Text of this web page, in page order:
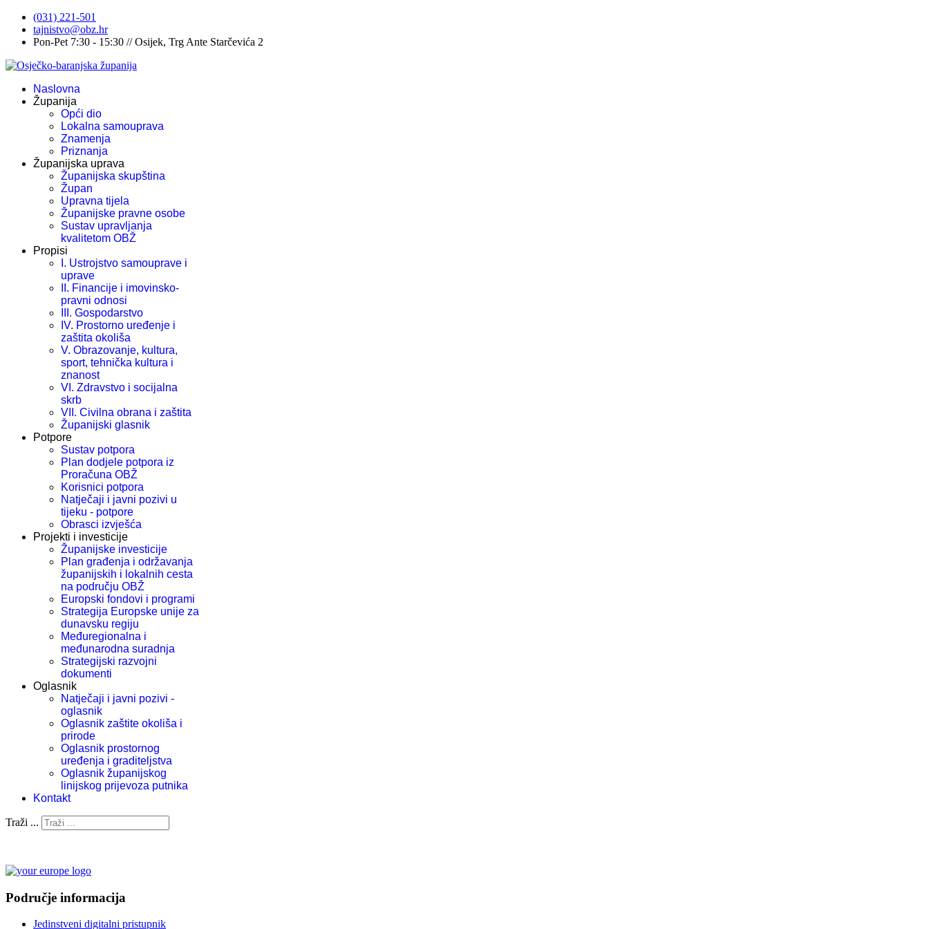
(031) 221-501
tajnistvo@obz.hr
Pon-Pet 7:30 - 15:30 // Osijek, Trg Ante Starčevića 2
Naslovna
Županija
Opći dio
Lokalna samouprava
Znamenja
Priznanja
Županijska uprava
Županijska skupština
Župan
Upravna tijela
Županijske pravne osobe
Sustav upravljanja
kvalitetom OBŽ
Propisi
I. Ustrojstvo samouprave i
uprave
II. Financije i imovinsko-
pravni odnosi
III. Gospodarstvo
IV. Prostorno uređenje i
zaštita okoliša
V. Obrazovanje, kultura,
sport, tehnička kultura i
znanost
VI. Zdravstvo i socijalna
skrb
VII. Civilna obrana i zaštita
Županijski glasnik
Potpore
Sustav potpora
Plan dodjele potpora iz
Proračuna OBŽ
Korisnici potpora
Natječaji i javni pozivi u
tijeku - potpore
Obrasci izvješća
Projekti i investicije
Županijske investicije
Plan građenja i održavanja
županijskih i lokalnih cesta
na području OBŽ
Europski fondovi i programi
Strategija Europske unije za
dunavsku regiju
Međuregionalna i
međunarodna suradnja
Strategijski razvojni
dokumenti
Oglasnik
Natječaji i javni pozivi -
oglasnik
Oglasnik zaštite okoliša i
prirode
Oglasnik prostornog
uređenja i graditeljstva
Oglasnik županijskog
linijskog prijevoza putnika
Kontakt
Traži ...
Područje informacija
Jedinstveni digitalni pristupnik